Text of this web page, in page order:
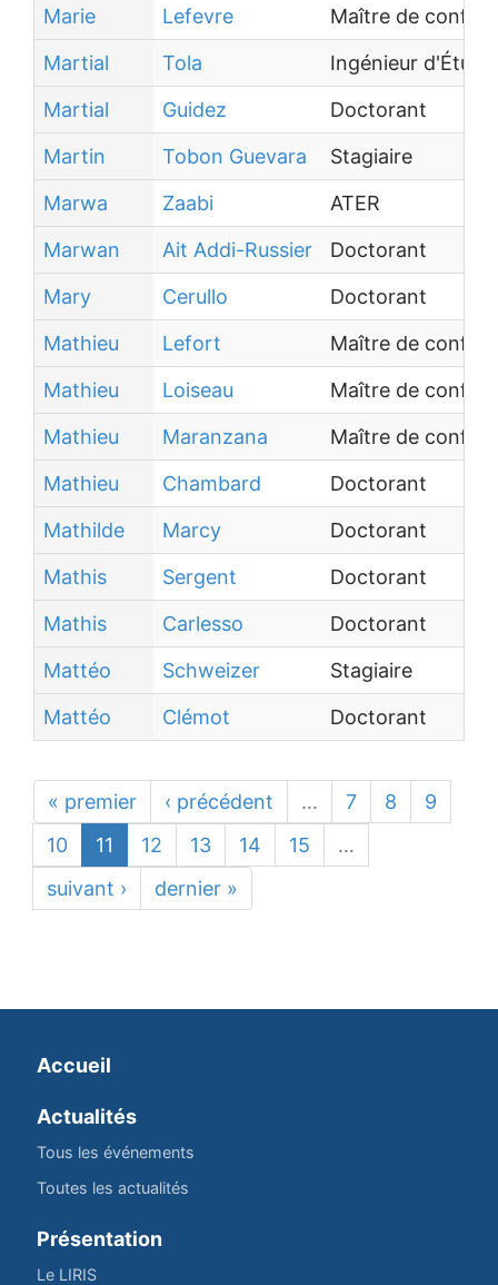
Marie
Lefevre
Maître de
Martial
Tola
Ingénieur
Martial
Guidez
Doctorant
Martin
Tobon Guevara
Stagiaire
Marwa
Zaabi
ATER
Marwan
Ait Addi-Russier
Doctorant
Mary
Cerullo
Doctorant
Mathieu
Lefort
Maître de
Mathieu
Loiseau
Maître de
Mathieu
Maranzana
Maître de
Mathieu
Chambard
Doctorant
Mathilde
Marcy
Doctorant
Mathis
Sergent
Doctorant
Mathis
Carlesso
Doctorant
Mattéo
Schweizer
Stagiaire
Mattéo
Clémot Doctorant
« premier ‹ précédent … 7 8
9
10
11 12 13 14 15
…
suivant ›
dernier »
Accueil
Actualités
Tous les événements
Toutes les actualités
Présentation
Le LIRIS